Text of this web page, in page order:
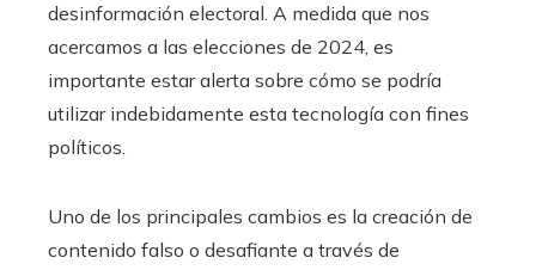
desinformación electoral. A medida que nos
acercamos a las elecciones de 2024, es
importante estar alerta sobre cómo se podría
utilizar indebidamente esta tecnología con fines
políticos.
Uno de los principales cambios es la creación de
contenido falso o desafiante a través de